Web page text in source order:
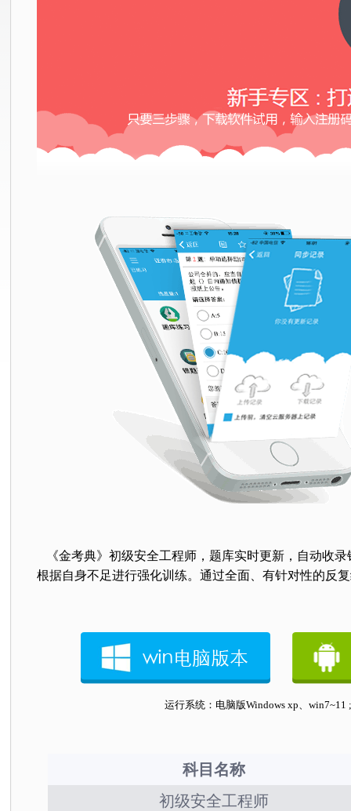
《金考典》初级安全工程师，题库实时更新，自动收
根据自身不足进行强化训练。通过全面、有针对性的反
运行系统：电脑版Windows xp、
科目名称
初级安全工程师